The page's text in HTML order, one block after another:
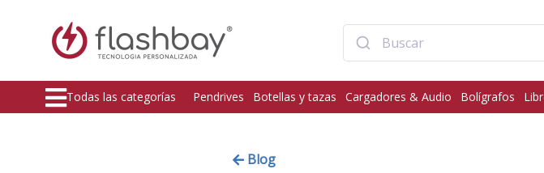
Todas las categorías Pendrives Botellas y tazas Cargadores & Audio Bolígrafos
Blog